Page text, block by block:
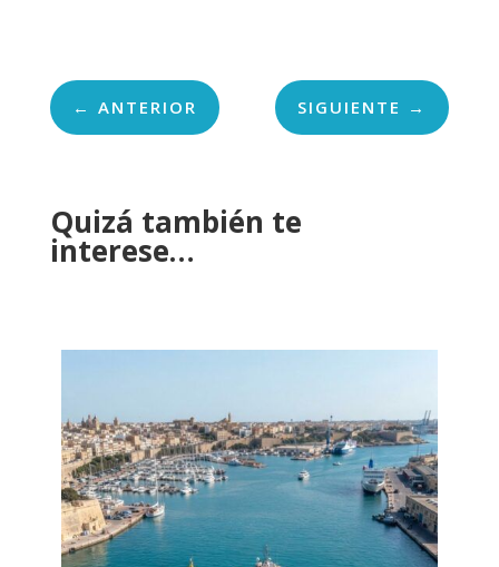
← ANTERIOR SIGUIENTE →
Quizá también te
interese…